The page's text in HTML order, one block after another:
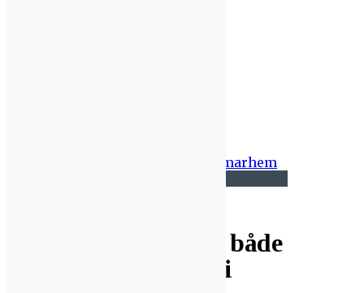
Jobbar för klimatet både
på Kalmarhem och i